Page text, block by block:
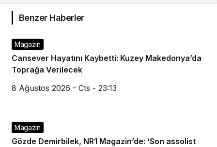
Benzer Haberler
Magazin
Cansever Hayatını Kaybetti: Kuzey Makedonya’da
Toprağa Verilecek
8 Ağustos 2026 - Cts - 23:13
Magazin
Gözde Demirbilek, NR1 Magazin’de: ‘Son assolist